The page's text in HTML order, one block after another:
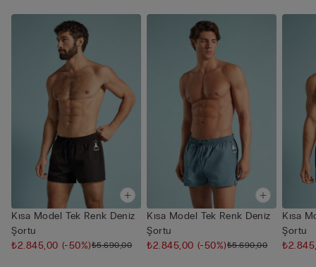
Kısa Model Tek Renk Deniz
Şortu
₺2.845,00 (-50%)₺5.690,00
Kısa Model Tek Renk Deniz
Şortu
₺2.845,00 (-50%)₺5.690,00
Kısa
Şortu